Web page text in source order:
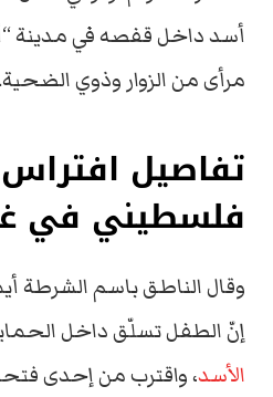
أسد داخل قفصه في مدينة
مرأى من الزوار وذوي الضحية.
تفاصيل
فلسطيني في
وقال الناطق باسم الشرطة
إنّ الطفل تسلّق داخل
الأسد، واقترب من إحدى